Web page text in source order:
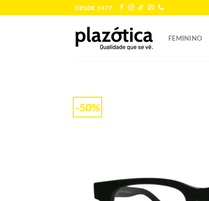
to
DESDE 1977
FEMININO
-50%